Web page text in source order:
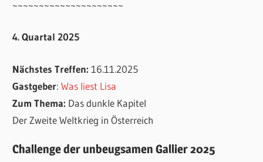
~~~~~~~~~~~~~~~~~~~~~
4. Quartal 2025
Nächstes Treffen:16.11.2025
Gastgeber:Was liest Lisa
Zum Thema: Das dunkle Kapitel
Der Zweite Weltkrieg in Österreich
Challenge der unbeugsamen Gallier 2025